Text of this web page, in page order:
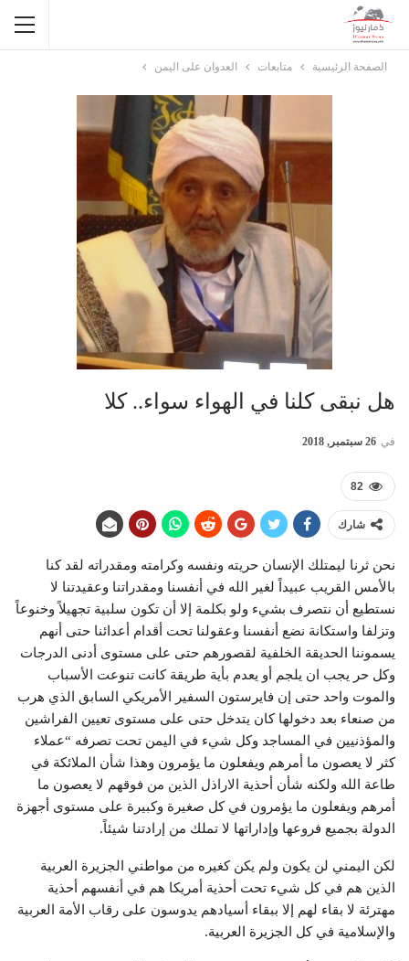
الصفحة الرئيسية متابعات العدوان على اليمن
هل نبقى كلنا في الهواء سواء.. كلا
في 26 سبتمبر, 2018
82
شارك
نحن ثرنا ليمتلك الإنسان حريته ونفسه وكرامته ومقدراته لقد كنا
بالأمس القريب عبيداً لغير الله في أنفسنا ومقدراتنا وعقيدتنا لا
نستطيع أن نتصرف بشيء ولو بكلمة إلا أن تكون سلبية تجهيلاً وخنوعاً
وتزلفا واستكانة نضع أنفسنا وعقولنا تحت أقدام أعدائنا حتى أنهم
يسموننا الحديقة الخلفية لقصورهم حتى على مستوى أدنى الدرجات
وكل حر يجب ان يلجم أو يعدم بأية طريقة كانت تنوعت الأسباب
والموت واحد حتى إن فايرستون السفير الأمريكي السابق الذي هرب
من صنعاء بعد دخولها كان يتدخل حتى على مستوى تعيين الفراشين
والمؤذنيين في المساجد وكل شيء في اليمن تحت تصرفه “عملاء
كثر لا يعصون ما أمرهم ويفعلون ما يؤمرون وهذا شأن الملائكة في
طاعة الله ولكنه شأن أحذية الاراذل الذين من فوقهم لا يعصون ما
أمرهم ويفعلون ما يؤمرون في كل صغيرة وكبيرة على مستوى أجهزة
الدولة بجميع فروعها وإداراتها لا تملك من إرادتنا شيئاً.
لكن اليمني لن يكون ولم يكن كغيره من مواطني الجزيرة العربية
الذين هم في كل شيء تحت أحذية أمريكا هم في أنفسهم أحذية
مهترئة لا بقاء لهم إلا ببقاء أسيادهم يدوسون على رقاب الأمة العربية
والإسلامية في كل الجزيرة العربية.